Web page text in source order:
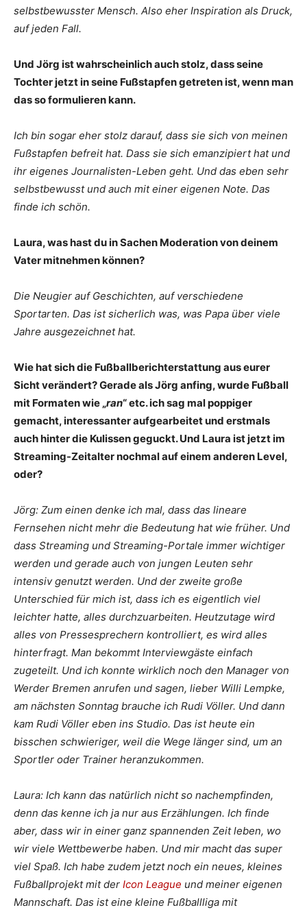
selbstbewusster Mensch. Also eher Inspiration als Druck,
auf jeden Fall.
Und Jörg ist wahrscheinlich auch stolz, dass seine
Tochter jetzt in seine Fußstapfen getreten ist, wenn man
das so formulieren kann.
Ich bin sogar eher stolz darauf, dass sie sich von meinen
Fußstapfen befreit hat. Dass sie sich emanzipiert hat und
ihr eigenes Journalisten-Leben geht. Und das eben sehr
selbstbewusst und auch mit einer eigenen Note. Das
finde ich schön.
Laura, was hast du in Sachen Moderation von deinem
Vater mitnehmen können?
Die Neugier auf Geschichten, auf verschiedene
Sportarten. Das ist sicherlich was, was Papa über viele
Jahre ausgezeichnet hat.
Wie hat sich die Fußballberichterstattung aus eurer
Sicht verändert? Gerade als Jörg anfing, wurde Fußball
mit Formaten wie „ran“ etc. ich sag mal poppiger
gemacht, interessanter aufgearbeitet und erstmals
auch hinter die Kulissen geguckt. Und Laura ist jetzt im
Streaming-Zeitalter nochmal auf einem anderen Level,
oder?
Jörg: Zum einen denke ich mal, dass das lineare
Fernsehen nicht mehr die Bedeutung hat wie früher. Und
dass Streaming und Streaming-Portale immer wichtiger
werden und gerade auch von jungen Leuten sehr
intensiv genutzt werden. Und der zweite große
Unterschied für mich ist, dass ich es eigentlich viel
leichter hatte, alles durchzuarbeiten. Heutzutage wird
alles von Pressesprechern kontrolliert, es wird alles
hinterfragt. Man bekommt Interviewgäste einfach
zugeteilt. Und ich konnte wirklich noch den Manager von
Werder Bremen anrufen und sagen, lieber Willi Lempke,
am nächsten Sonntag brauche ich Rudi Völler. Und dann
kam Rudi Völler eben ins Studio. Das ist heute ein
bisschen schwieriger, weil die Wege länger sind, um an
Sportler oder Trainer heranzukommen.
Laura: Ich kann das natürlich nicht so nachempfinden,
denn das kenne ich ja nur aus Erzählungen. Ich finde
aber, dass wir in einer ganz spannenden Zeit leben, wo
wir viele Wettbewerbe haben. Und mir macht das super
viel Spaß. Ich habe zudem jetzt noch ein neues, kleines
Fußballprojekt mit der Icon League und meiner eigenen
Mannschaft. Das ist eine kleine Fußballliga mit